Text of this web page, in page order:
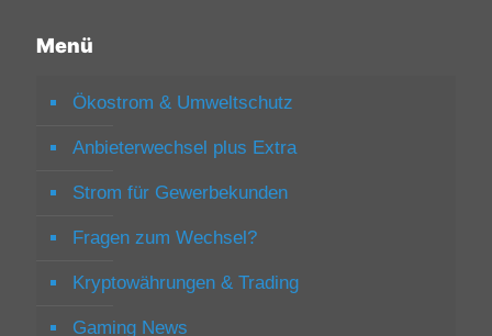
Menü
Ökostrom & Umweltschutz
Anbieterwechsel plus Extra
Strom für Gewerbekunden
Fragen zum Wechsel?
Kryptowährungen & Trading
Gaming News